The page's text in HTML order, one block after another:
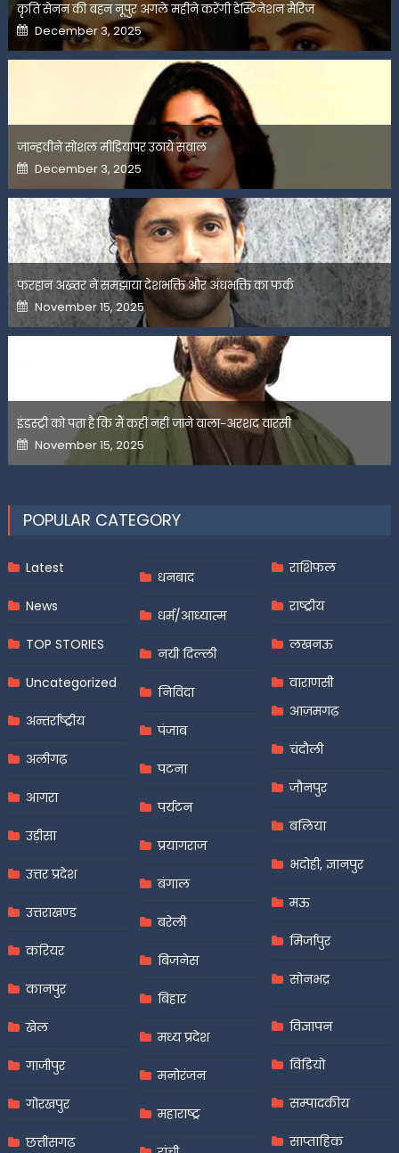
कृति सेनन की बहन नूपुर अगले महीने करेंगी डेस्टिनेशन मैरिज
Posted
on
December 3, 2025
जान्हवीने सोशल मीडियापर उठाये सवाल
Posted
on
December 3, 2025
फरहान अख्तर ने समझाया देशभक्ति और अंधभक्ति का फर्क
Posted
on
November 15, 2025
इंडस्ट्री को पता है कि मैं कहीं नहीं जाने वाला-अरशद वारसी
Posted
on
November 15, 2025
POPULAR CATEGORY
Latest
News
TOP STORIES
Uncategorized
अन्तर्राष्ट्रीय
अलीगढ़
आगरा
उड़ीसा
उत्तर प्रदेश
उत्तराखण्ड
करियर
कानपुर
खेल
गाजीपुर
गोरखपुर
छत्तीसगढ़
धनबाद
धर्म/आध्यात्म
नयी दिल्ली
निविदा
पंजाब
पटना
पर्यटन
प्रयागराज
बंगाल
बरेली
बिजनेस
बिहार
मध्य प्रदेश
मनोरंजन
महाराष्ट्र
राशिफल
राष्ट्रीय
लखनऊ
वाराणसी
आज़मगढ़
चंदौली
जौनपुर
बलिया
भदोही, ज्ञानपुर
मऊ
मिर्जापुर
सोनभद्र
विज्ञापन
विडियो
सम्पादकीय
साप्ताहिक